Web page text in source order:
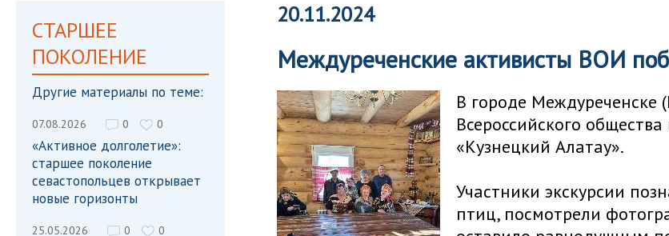
СТАРШЕЕ
ПОКОЛЕНИЕ
Другие материалы по теме:
07.08.2026 0 0
«Активное долголетие»:
старшее поколение
севастопольцев открывает
новые горизонты
25.05.2026 0 0
20.11.2024
Междуреченские активисты ВОИ
В городе Междуреченске
Всероссийского
«Кузнецкий Алатау».
Участники экскурсии
птиц, посмотрели